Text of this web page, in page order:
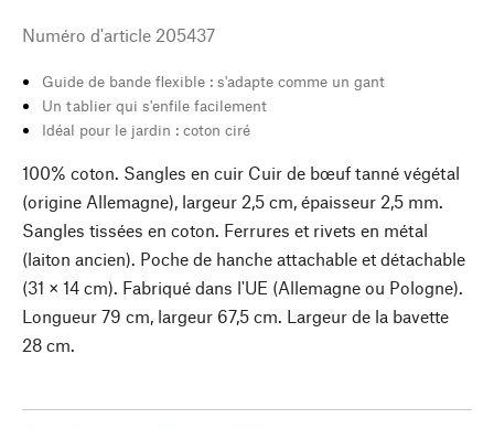
Numéro d'article 205437
Guide de bande flexible : s'adapte comme un gant
Un tablier qui s'enfile facilement
Idéal pour le jardin : coton ciré
100% coton. Sangles en cuir Cuir de bœuf tanné végétal
(origine Allemagne), largeur 2,5 cm, épaisseur 2,5 mm.
Sangles tissées en coton. Ferrures et rivets en métal
(laiton ancien). Poche de hanche attachable et détachable
(31 × 14 cm). Fabriqué dans l'UE (Allemagne ou Pologne).
Longueur 79 cm, largeur 67,5 cm. Largeur de la bavette
28 cm.